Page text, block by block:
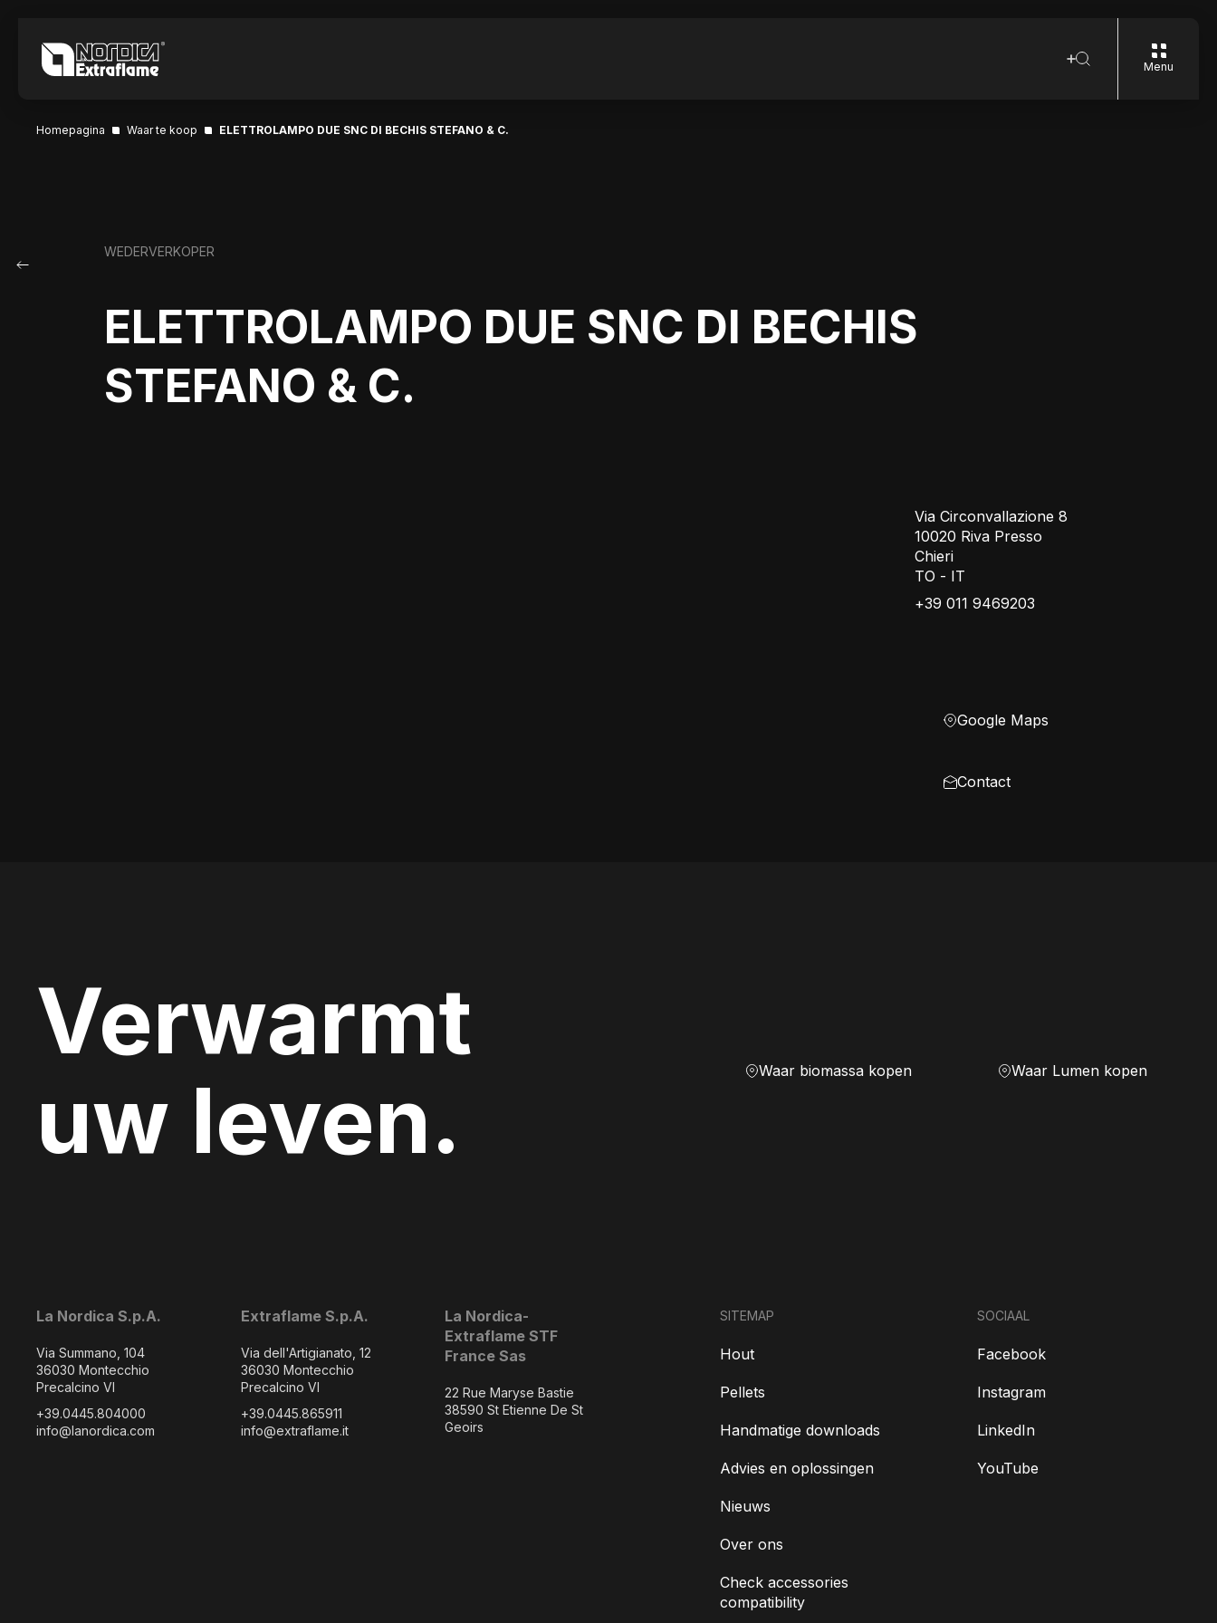
Menu
Homepagina Waar te koop ELETTROLAMPO DUE SNC DI BECHIS STEFANO & C.
WEDERVERKOPER
ELETTROLAMPO DUE SNC DI BECHIS
STEFANO & C.
Via Circonvallazione 8
10020 Riva Presso
Chieri
TO - IT
+39 011 9469203
Google Maps
Contact
Verwarmt
uw leven.
Waar biomassa kopen Waar Lumen kopen
La Nordica S.p.A.
Via Summano, 104
36030 Montecchio
Precalcino VI
+39.0445.804000
info@lanordica.com
Extraflame S.p.A.
Via dell'Artigianato, 12
36030 Montecchio
Precalcino VI
+39.0445.865911
info@extraflame.it
La Nordica-
Extraflame STF
France Sas
22 Rue Maryse Bastie
38590 St Etienne De St
Geoirs
SITEMAP
Hout
Pellets
Handmatige downloads
Advies en oplossingen
Nieuws
Over ons
Check accessories
compatibility
SOCIAAL
Facebook
Instagram
LinkedIn
YouTube